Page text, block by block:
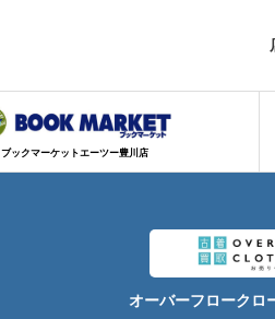
ブックマーケットエーツー豊川店
オーバーフロークロ